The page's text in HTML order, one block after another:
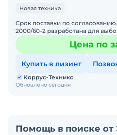
Новая техника
Срок поставки по
2000/60-2 разработана для
послойного снятия
дорожног
Цена по
Купить в лизинг
Обновлено сегодня
Коррус-Техникс
Помощь в поиске от